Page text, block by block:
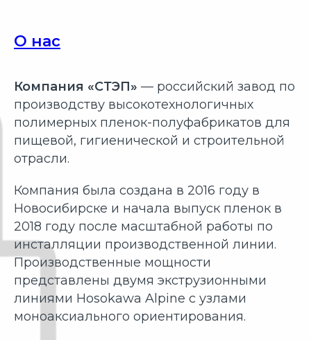
О нас
Компания «СТЭП» — российский завод по
производству высокотехнологичных
полимерных пленок-полуфабрикатов для
пищевой, гигиенической и строительной
отрасли.
Компания была создана в 2016 году в
Новосибирске и начала выпуск пленок в
2018 году после масштабной работы по
инсталляции производственной линии.
Производственные мощности
представлены двумя экструзионными
линиями Hosokawa Alpine с узлами
моноаксиального ориентирования.